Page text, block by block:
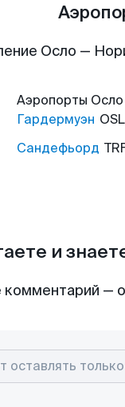
Осло —
Аэропорты Осло
Гардермуэн OSL
Сандефьорд
и
комментарий —